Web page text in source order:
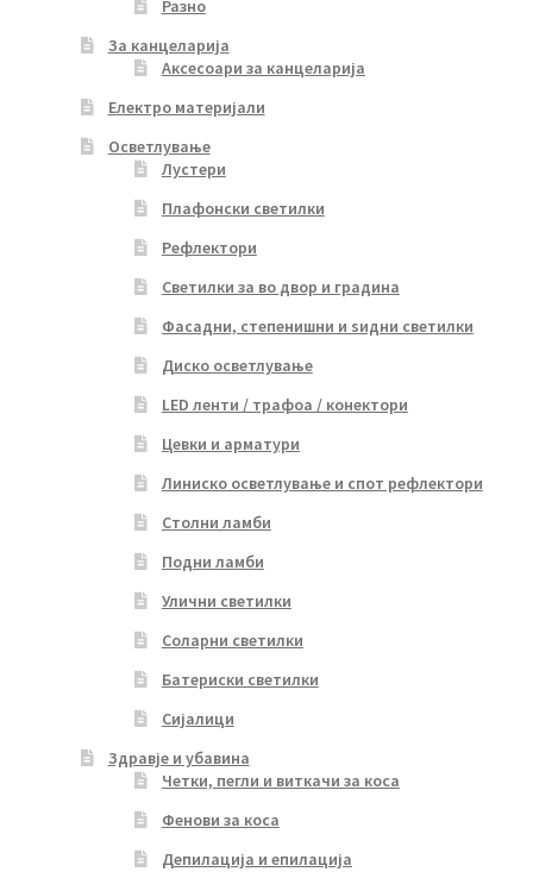
Разно
За канцеларија
Аксесоари за канцеларија
Електро материјали
Осветлување
Лустери
Плафонски светилки
Рефлектори
Светилки за во двор и градина
Фасадни, степенишни и ѕидни светилки
Диско осветлување
LED ленти / трафоа / конектори
Цевки и арматури
Линиско осветлување и спот рефлектори
Столни ламби
Подни ламби
Улични светилки
Соларни светилки
Батериски светилки
Сијалици
Здравје и убавина
Четки, пегли и виткачи за коса
Фенови за коса
Депилација и епилација